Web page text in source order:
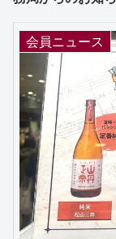
会員ニュース